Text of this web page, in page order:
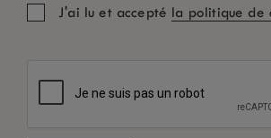
Nous sommes sûrs que vous aimerez trouver, de
votre boîte de réception, des nouvelles de LUX
J'ai lu et accepté la politique de